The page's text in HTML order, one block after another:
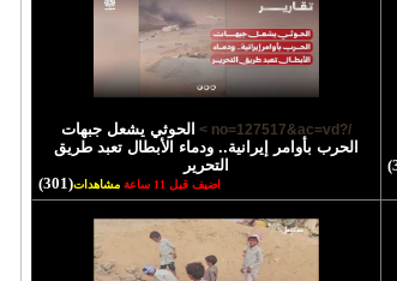
/?no=127517&ac=vd >
الحوثي يشعل جبهات
الحرب بأوامر إيرانية.. ودماء الأبطال تعبد طريق
التحرير
اضيف قبل 11 ساعة مشاهدات(301)